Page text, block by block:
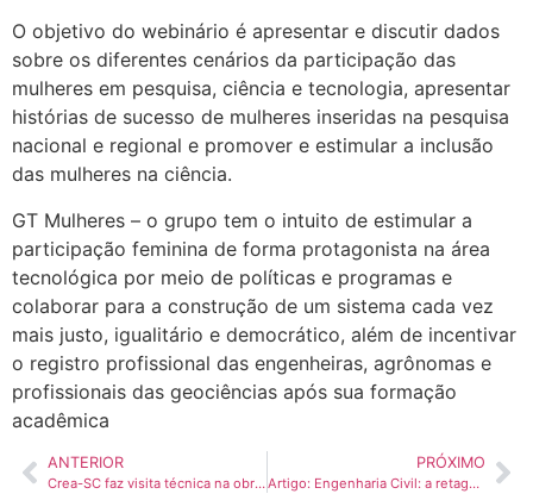
O objetivo do webinário é apresentar e discutir dados
sobre os diferentes cenários da participação das
mulheres em pesquisa, ciência e tecnologia, apresentar
histórias de sucesso de mulheres inseridas na pesquisa
nacional e regional e promover e estimular a inclusão
das mulheres na ciência.
GT Mulheres – o grupo tem o intuito de estimular a
participação feminina de forma protagonista na área
tecnológica por meio de políticas e programas e
colaborar para a construção de um sistema cada vez
mais justo, igualitário e democrático, além de incentivar
o registro profissional das engenheiras, agrônomas e
profissionais das geociências após sua formação
acadêmica
ANTERIOR
Crea-SC faz visita técnica na obra de alargamento da faixa de areia de Balneário Camboriú
PRÓXIMO
Artigo: Engenharia Civil: a retaguarda na pandemia